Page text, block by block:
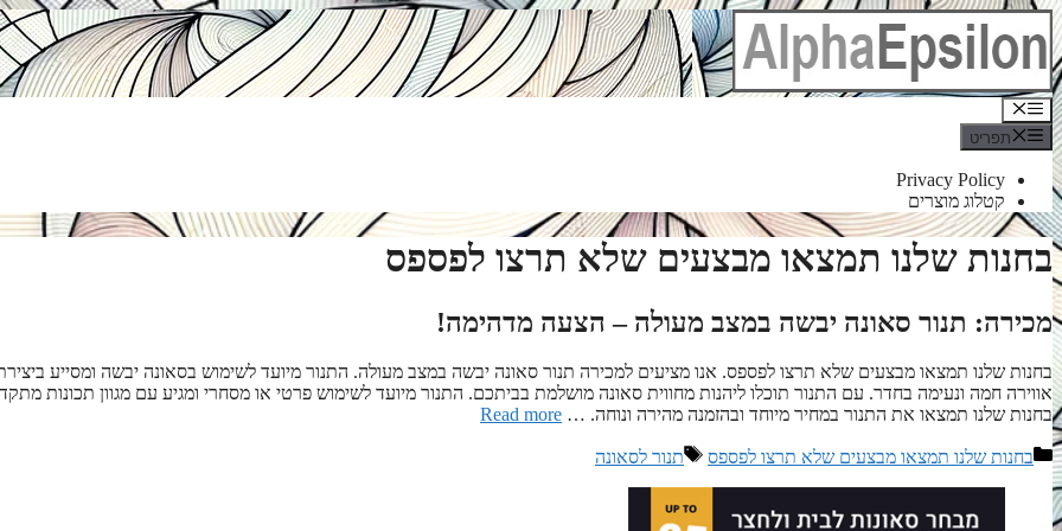
לדלג
לתוכן
תפריט
תפריט
Privacy Policy
קטלוג מוצרים
בחנות שלנו תמצאו מבצעים שלא תרצו לפספס
מכירה: תנור סאונה יבשה במצב מעולה – הצעה מדהימה!
בחנות שלנו תמצאו מבצעים שלא תרצו לפספס. אנו מציעים למכירה תנור סאונה יבשה במצב מעולה. התנור מיועד לשימוש בסאונה יבשה ומסייע
אווירה חמה ונעימה בחדר. עם התנור תוכלו ליהנות מחווית סאונה מושלמת בביתכם. התנור מיועד לשימוש פרטי או מסחרי ומגיע עם מגוון תכונות
בחנות שלנו תמצאו את התנור במחיר מיוחד ובהזמנה מהירה ונוחה. … Read more
קטגוריות
בחנות שלנו תמצאו מבצעים שלא תרצו לפספס תגיות
תנור לסאונה